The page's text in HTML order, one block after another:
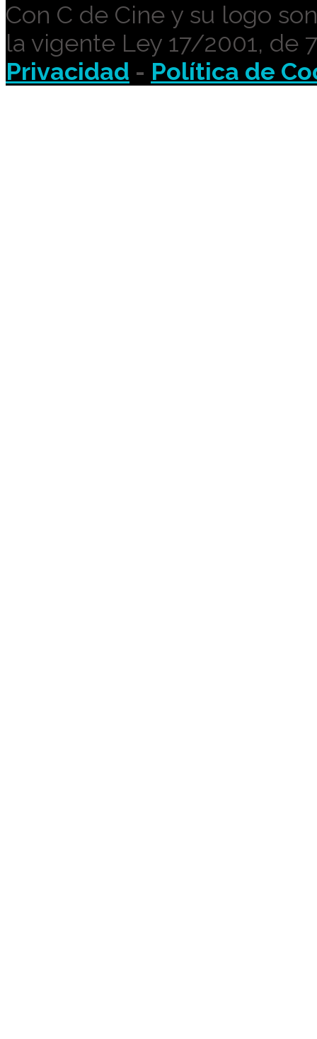
Con C de Cine y su logo
la vigente Ley 17/2001, de
Privacidad - Política de